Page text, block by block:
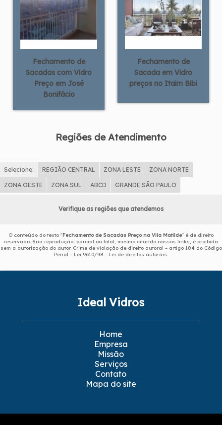
Fechamento de
Sacadas com Vidro
Preço em José
Bonifácio
Fechamento de
Sacada em Vidro
preços no Itaim Bibi
Regiões de Atendimento
Selecione: REGIÃO CENTRAL ZONA LESTE ZONA NORTE
ZONA OESTE ZONA SUL ABCD GRANDE SÃO PAULO
Verifique as regiões que atendemos
O conteúdo do texto "Fechamento de Sacadas Preço na Vila Matilde" é de direito
reservado. Sua reprodução, parcial ou total, mesmo citando nossos links, é proibida
sem a autorização do autor. Crime de violação de direito autoral – artigo 184 do Código
Penal – Lei 9610/98 - Lei de direitos autorais
Ideal Vidros
Home
Empresa
Missão
Serviços
Contato
Mapa do site